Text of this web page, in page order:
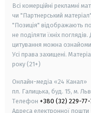
Всі комерційні рекламні
чи "Партнерський
"Позиція" відображають
не поділяти їхніх
цитування можна
Усі права захищені.
року (21+)
Онлайн-медіа «24 Канал»
пл. Галицька, буд. 15, м.
Телефон +380 (32) 229-77-
Адреса електронної